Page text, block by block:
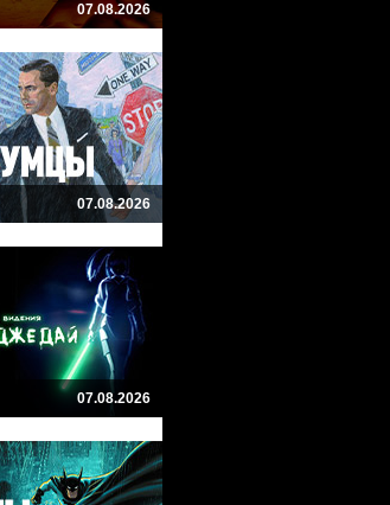
07.08.2026
07.08.2026
07.08.2026